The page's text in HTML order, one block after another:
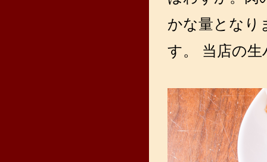
かな量となり
す。 当店の